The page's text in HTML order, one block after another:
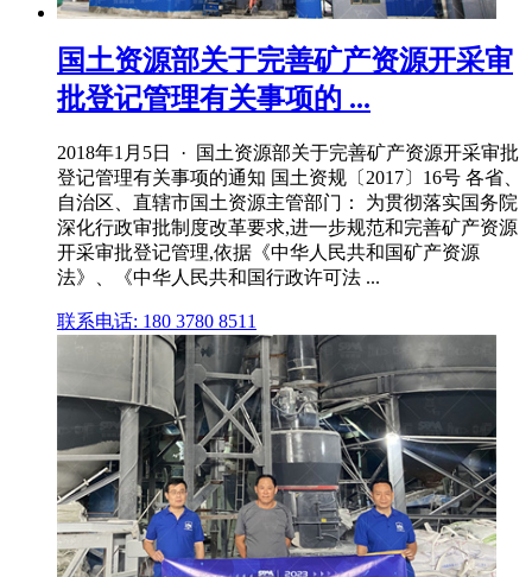
国土资源部关于完善矿产资源开采审
批登记管理有关事项的 ...
2018年1月5日 · 国土资源部关于完善矿产资源开采审批
登记管理有关事项的通知 国土资规〔2017〕16号 各省、
自治区、直辖市国土资源主管部门： 为贯彻落实国务院
深化行政审批制度改革要求,进一步规范和完善矿产资源
开采审批登记管理,依据《中华人民共和国矿产资源
法》、《中华人民共和国行政许可法 ...
联系电话: 180 3780 8511